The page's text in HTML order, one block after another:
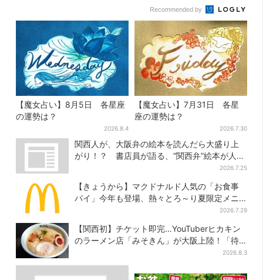
Recommended by
【魔女占い】8月5日 各星座
の運勢は？
2026.8.4
【魔女占い】7月31日 各星
座の運勢は？
2026.7.30
関西人が、大阪弁の絵本を読んだら大盛り上
がり！？ 書店員が語る、“関西弁”絵本が人気
2026.7.25
【きょうから】マクドナルド人気の「お食事
パイ」今年も登場、熱々とろ～り夏限定メニ
2026.7.29
【関西初】チケット即完…YouTuberヒカキン
のラーメン店「みそきん」が大阪上陸！「待
2026.8.3